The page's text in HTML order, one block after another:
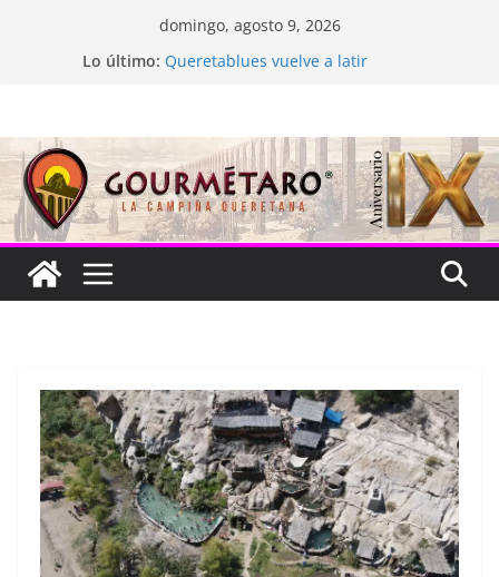
domingo, agosto 9, 2026
Lo último: Queretablues vuelve a latir
Cascada Cueva Longa